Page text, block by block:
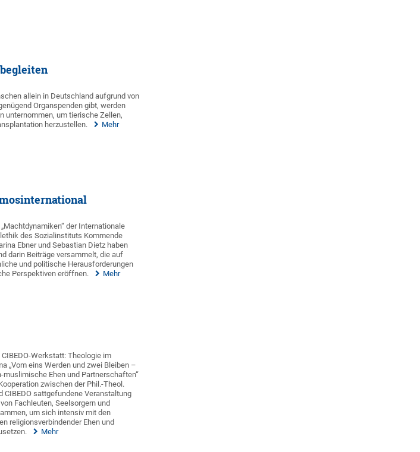
allein in Deutschland aufgrund von
Organspenden gibt, werden
unternommen, um tierische Zellen,
herzustellen.
Mehr
der Internationale
des Sozialinstituts Kommende
Ebner und Sebastian Dietz haben
darin Beiträge versammelt, die auf
und politische Herausforderungen
Perspektiven eröffnen.
Mehr
Werkstatt: Theologie im
„Vom eins Werden und zwei Bleiben –
Ehen und Partnerschaften“
zwischen der Phil.-Theol.
CIBEDO sattgefundene Veranstaltung
Fachleuten, Seelsorgern und
um sich intensiv mit den
religionsverbindender Ehen und
Mehr